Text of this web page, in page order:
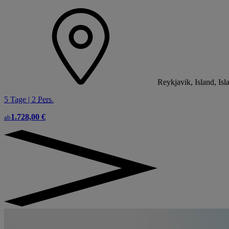
Reykjavik, Island,
5 Tage | 2 Pers.
ab1.728,00 €